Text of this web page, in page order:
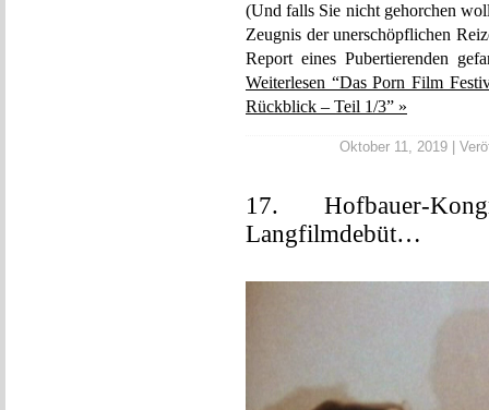
(Und falls Sie nicht gehorchen
Zeugnis der unerschöpflichen
Report eines Pubertierenden
Weiterlesen “Das Porn Film
Rückblick – Teil 1/3” »
Oktober 11, 2019 |
17. Hofbauer-
Langfilmdebüt…